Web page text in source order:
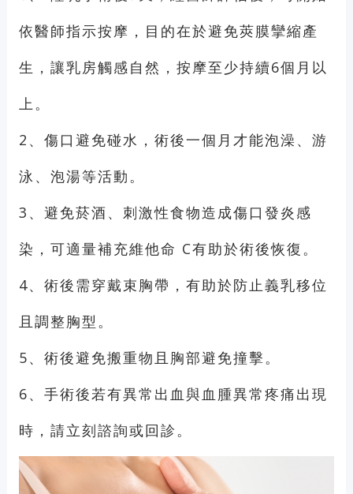
依醫師指示按摩，目的在於避免莢膜攣縮產
生，讓乳房觸感自然，按摩至少持續6個月以
上。
2、傷口避免碰水，術後一個月才能泡澡、游
泳、泡湯等活動。
3、避免菸酒、刺激性食物造成傷口發炎感
染，可適量補充維他命 C有助於術後恢復。
4、術後需穿戴束胸帶，有助於防止義乳移位
且調整胸型。
5、術後避免搬重物且胸部避免撞擊。
6、手術後若有異常出血與血腫異常疼痛出現
時，請立刻諮詢或回診。